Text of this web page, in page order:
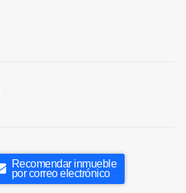
Recomendar inmueble
por correo electrónico